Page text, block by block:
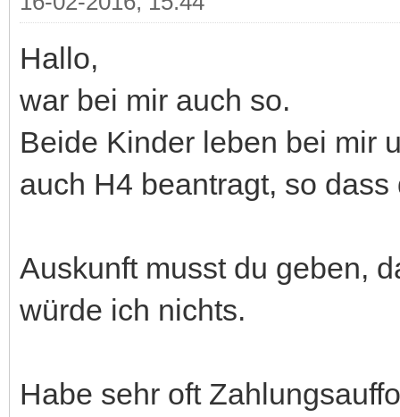
Hallo,
war bei mir auch so.
Beide Kinder leben bei mir
auch H4 beantragt, so
Auskunft musst du geben,
würde ich nichts.
Habe sehr oft